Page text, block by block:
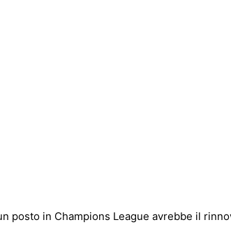
posto in Champions League avrebbe il